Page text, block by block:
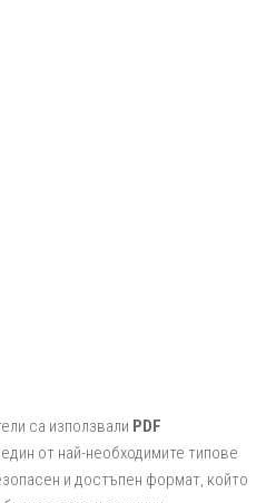
са използвали PDF
от най-необходимите типове
и достъпен формат, който